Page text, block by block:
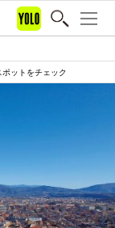
ットをチェック